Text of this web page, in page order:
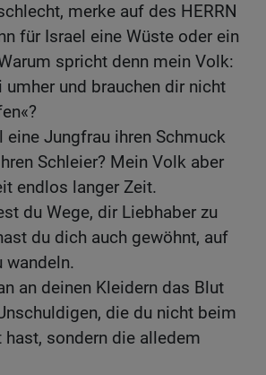
merke auf des HERRN
für Israel eine Wüste oder ein
spricht denn mein Volk:
umher und brauchen dir nicht
eine Jungfrau ihren Schmuck
Schleier? Mein Volk aber
endlos langer Zeit.
du Wege, dir Liebhaber zu
du dich auch gewöhnt, auf
wandeln.
an deinen Kleidern das Blut
die du nicht beim
hast, sondern die alledem